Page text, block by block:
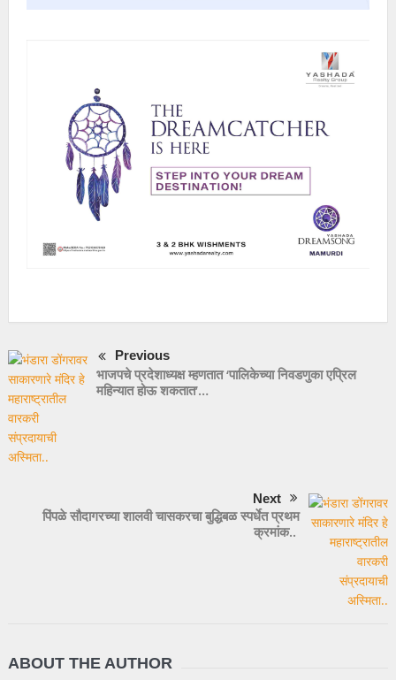
Previous
भाजपचे प्रदेशाध्यक्ष म्हणतात ‘पालिकेच्या निवडणुका एप्रिल
महिन्यात होऊ शकतात’…
Next
पिंपळे सौदागरच्या शालवी चासकरचा बुद्धिबळ स्पर्धेत प्रथम
क्रमांक..
ABOUT THE AUTHOR